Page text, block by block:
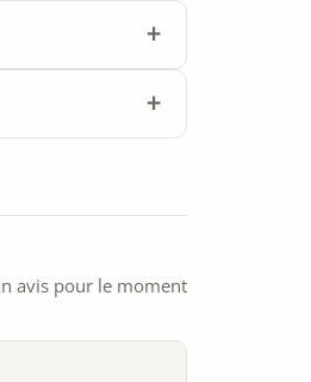
avis pour le moment